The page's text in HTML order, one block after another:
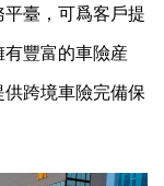
臺，可爲客戶提
豐富的車險産
跨境車險完備保